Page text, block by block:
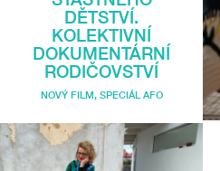
DĚTSTVÍ.
KOLEKTIVNÍ
DOKUMENTÁRNÍ
RODIČOVSTVÍ
NOVÝ FILM SPECIÁL AFO